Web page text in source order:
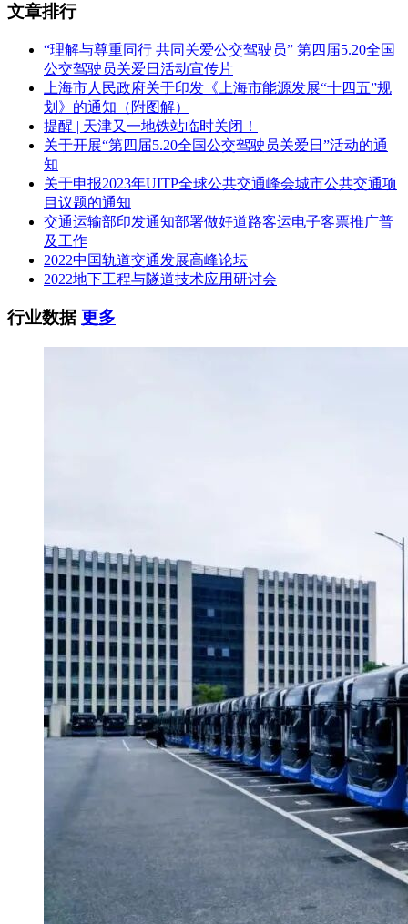
文章排行
“理解与尊重同行 共同关爱公交驾驶员” 第四届5.20全国
公交驾驶员关爱日活动宣传片
上海市人民政府关于印发《上海市能源发展“十四五”规
划》的通知（附图解）
提醒 | 天津又一地铁站临时关闭！
关于开展“第四届5.20全国公交驾驶员关爱日”活动的通
知
关于申报2023年UITP全球公共交通峰会城市公共交通项
目议题的通知
交通运输部印发通知部署做好道路客运电子客票推广普
及工作
2022中国轨道交通发展高峰论坛
2022地下工程与隧道技术应用研讨会
行业数据更多